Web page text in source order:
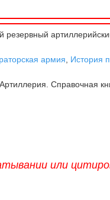
резервный
армия, История
Справочная
или